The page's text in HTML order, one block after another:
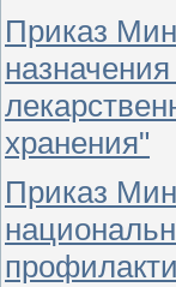
Приказ
хранения"
Приказ